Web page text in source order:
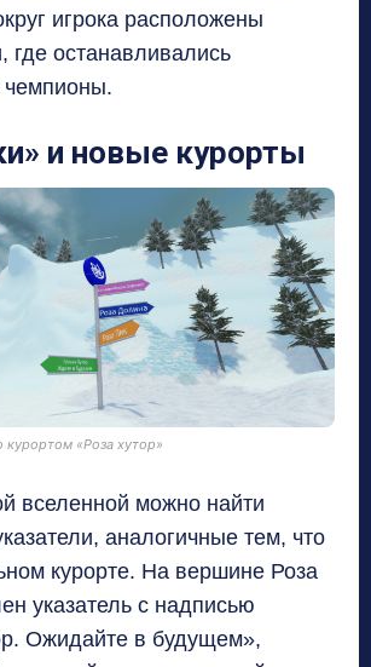
игрока расположены
где останавливались
чемпионы.
и новые курорты
курортом «Роза хутор»
вселенной можно найти
, аналогичные тем, что
курорте. На вершине Роза
указатель с надписью
. Ожидайте в будущем»,